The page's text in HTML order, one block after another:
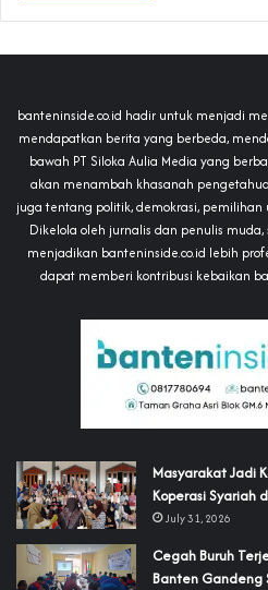
banteninside.co.id hadir untuk menjadi
mendapatkan berita yang berbeda,
bawah PT Siloka Aulia Media yang
akan menambah khasanah
juga tentang politik, demokrasi, pemilihan
Dikelola oleh jurnalis dan penulis
menjadikan banteninside.co.id lebih
dapat memberi kontribusi kebaikan
‎Masyarakat Jadi
Koperasi Syariah
July 31, 2026
Cegah Buruh
Banten Gandeng